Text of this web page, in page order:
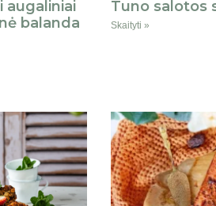
augaliniai
balanda
Tuno salotos
Skaityti »